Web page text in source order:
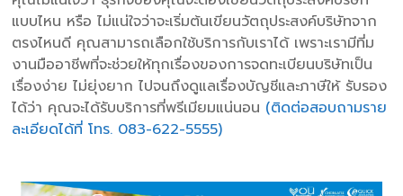
แบบไหน หรือ ไม่แน่ใจว่าจะเริ่มต้นเขียนวัตถุประสงค์บริษัทจาก
ตรงไหนดี คุณสามารถเลือกใช้บริการกับเราได้ เพราะเรามีที่ม
งานมืออาชีพที่จะช่วยให้ทุกเรื่องของการจดทะเบียนบริษัทเป็น
เรื่องง่าย ไม่ยุ่งยาก ไปจนถึงดูแลเรื่องบัญชีและภาษีให้ รับรอง
ได้ว่า คุณจะได้รับบริการที่พรีเมียมแน่นอน (ติดต่อสอบถามราย
ละเอียดได้ที่ โทร. 083-622-5555)